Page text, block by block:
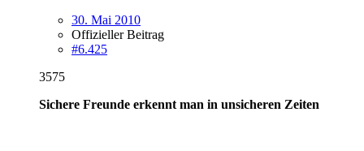
30. Mai 2010
Offizieller Beitrag
#6.425
3575
Sichere Freunde erkennt man in unsicheren Zeiten